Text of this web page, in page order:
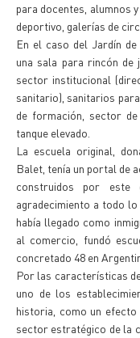
para docentes, alumnos
deportivo, galerías de
En el caso del Jardín
una sala para rincón de
sector institucional
sanitario), sanitarios
de formación, sector
tanque elevado.
La escuela original,
Balet, tenía un portal de
construidos por este
agradecimiento a todo
había llegado como
al comercio, fundó
concretado 48 en
Por las características
uno de los
historia, como un efecto
sector estratégico de la